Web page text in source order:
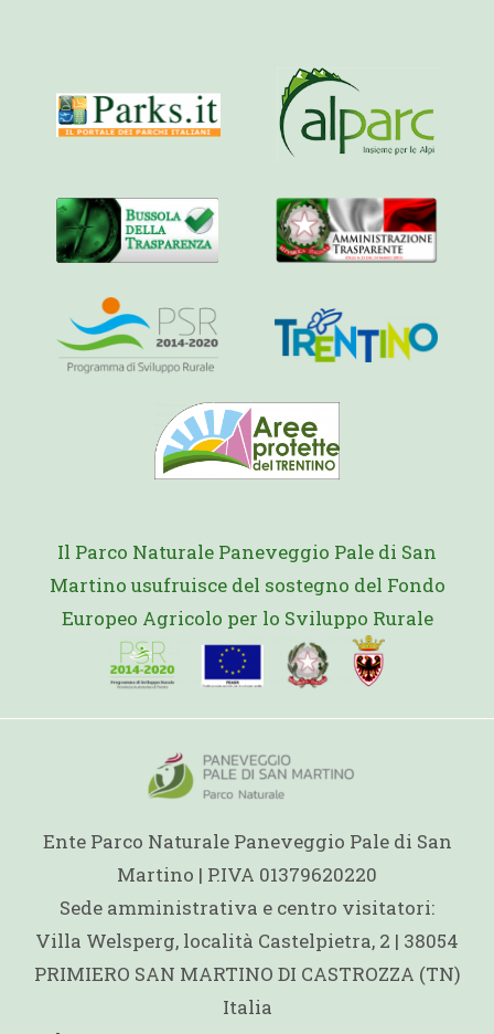
Il Parco Naturale Paneveggio Pale di San
Martino usufruisce del sostegno del Fondo
Europeo Agricolo per lo Sviluppo Rurale
Ente Parco Naturale Paneveggio Pale di San
Martino | P.IVA 01379620220
Sede amministrativa e centro visitatori:
Villa Welsperg, località Castelpietra, 2 | 38054
PRIMIERO SAN MARTINO DI CASTROZZA (TN)
Italia